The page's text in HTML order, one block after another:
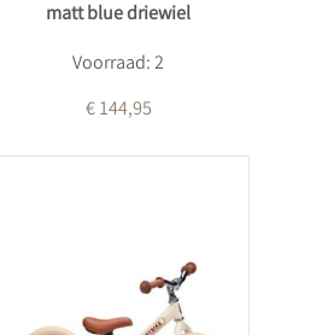
matt blue driewiel
Voorraad: 2
€ 144,95